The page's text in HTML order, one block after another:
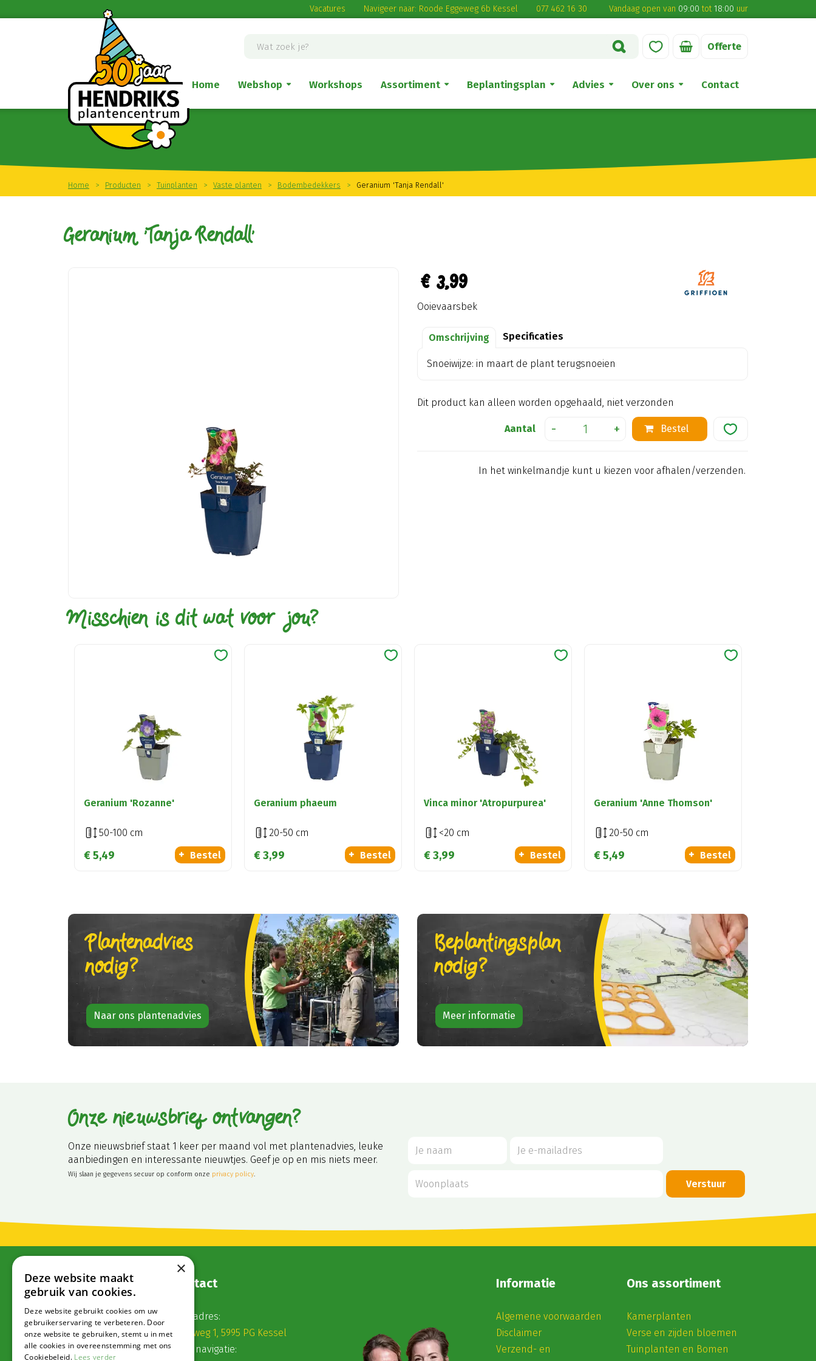
naar
Home > Producten > Tuinplanten > Vaste planten > Bodembedekkers > Geranium 'Tanja Rendall'
Geranium 'Tanja Rendall'
Vacatures Navigeer naar: Roode Eggeweg 6b Kessel 077 462 16 30 Vandaag open van 09:00 tot18:00 uur
Offerte
Home Webshop Workshops Assortiment Beplantingsplan Advies Over ons Contact
€ 3,99
Ooievaarsbek
Omschrijving Specificaties
Snoeiwijze: in maart de plant terugsnoeien
Dit product kan alleen worden opgehaald, niet verzonden
Aantal
In het winkelmandje kunt u kiezen voor afhalen/verzenden.
Misschien is dit wat voor jou?
Geranium 'Rozanne'
50-100 cm
€5,49 Bestel
Geranium phaeum
20-50 cm
€3,99 Bestel
Vinca minor 'Atropurpurea'
<20 cm
€3,99 Bestel
Geranium 'Anne Thomson'
20-50 cm
€5,49 Bestel
Plantenadvies
nodig?
Naar ons plantenadvies
Beplantingsplan
nodig?
Meer informatie
Onze nieuwsbrief ontvangen?
Onze nieuwsbrief staat 1 keer per maand vol met plantenadvies, leuke
aanbiedingen en interessante nieuwtjes. Geef je op en mis niets meer.
Wij slaan je gegevens secuur op conform onze privacy policy.
Contact
Postadres:
Veldweg 1, 5995 PG Kessel
Voor navigatie:
Informatie
Algemene voorwaarden
Disclaimer
Verzend- en
Ons assortiment
Kamerplanten
Verse en zijden bloemen
Tuinplanten en Bomen
×
Deze website maakt
gebruik van cookies.
Deze website gebruikt cookies om uw
gebruikerservaring te verbeteren. Door
onze website te gebruiken, stemt u in met
alle cookies in overeenstemming met ons
Cookiebeleid. Lees verder